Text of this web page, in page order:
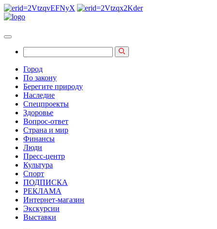
Город
По закону
Берегите природу
Наследие
Спецпроекты
Здоровье
Вопрос-ответ
Страна и мир
Финансы
Люди
Пресс-центр
Культура
Спорт
ПОДПИСКА
РЕКЛАМА
Интернет-магазин
Экскурсии
Выставки